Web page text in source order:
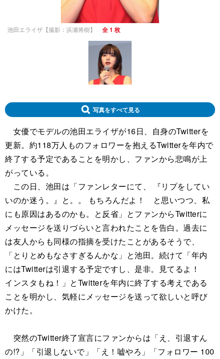
池田エライザ【撮影：浜瀬将樹】 全 1 枚
写真をすべて見る
女優でモデルの池田エライザが16日、自身のTwitterを
更新。約118万人ものフォロワーを抱えるTwitterを年内で
終了する予定であることを明かし、ファンから悲鳴が上
がっている。
この日、池田は「ファンレターにて、 『リプをしてい
いのか迷う。』と。。 もちろんだよ！ と思いつつ、私
にも原因はあるのかも。と反省」とファンからTwitterに
メッセージを送りづらいと言われたことを告白。過去に
は友人からも同様の指摘を受けたことがあるそうで、
「とりとめもなさすぎるんかな」と池田。続けて「年内
にはTwitterは引退する予定ですし、是非。見てるよ！
インスタもね！」とTwitterを年内に終了する考えである
ことを明かし、気軽にメッセージを送って欲しいと呼び
かけた。
突然のTwitter終了宣言にファンからは「え、引退すん
の!?」「引退しないで」「え！嘘やろ」「フォロワー 100